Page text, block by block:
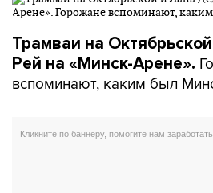
Трамваи на
Рей на «Минск-Арене».
вспоминают, каким был